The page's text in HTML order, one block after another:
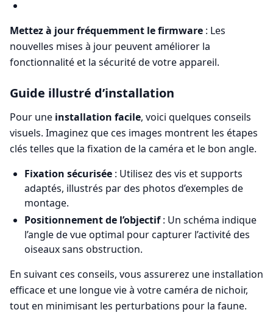
Mettez à jour fréquemment le firmware : Les
nouvelles mises à jour peuvent améliorer la
fonctionnalité et la sécurité de votre appareil.
Guide illustré d’installation
Pour une installation facile, voici quelques conseils
visuels. Imaginez que ces images montrent les étapes
clés telles que la fixation de la caméra et le bon angle.
Fixation sécurisée : Utilisez des vis et supports
adaptés, illustrés par des photos d’exemples de
montage.
Positionnement de l’objectif: Un schéma indique
l’angle de vue optimal pour capturer l’activité des
oiseaux sans obstruction.
En suivant ces conseils, vous assurerez une installation
efficace et une longue vie à votre caméra de nichoir,
tout en minimisant les perturbations pour la faune.